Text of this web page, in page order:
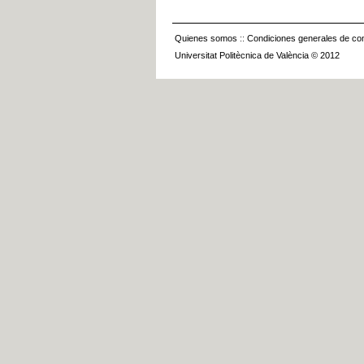
Quienes somos :: Condiciones generales de
Universitat Politècnica de València © 2012